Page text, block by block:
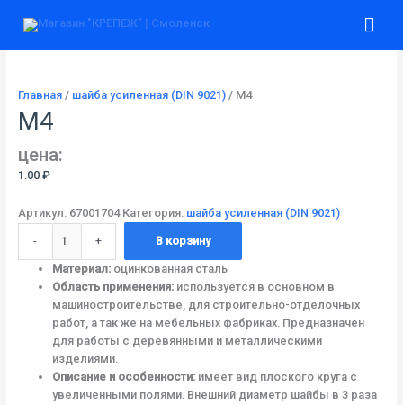
Главная/ шайба усиленная (DIN 9021)/ М4
М4
цена:
1.00 ₽
Артикул: 67001704 Категория: шайба усиленная (DIN 9021)
-
товара
+ В корзину
Материал:оцинкованная сталь
Область применения:используется в основном в
машиностроительстве, для строительно-отделочных
работ, а так же на мебельных фабриках. Предназначен
для работы с деревянными и металлическими
изделиями.
Описание и особенности:имеет вид плоского круга с
увеличенными полями. Внешний диаметр шайбы в 3 раза